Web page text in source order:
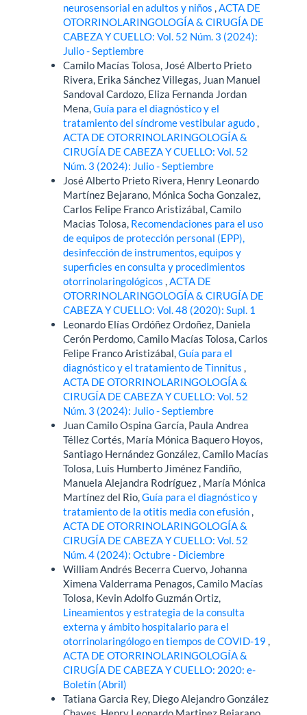
neurosensorial en adultos y niños,ACTA DE
OTORRINOLARINGOLOGÍA & CIRUGÍA DE
CABEZA Y CUELLO: Vol. 52 Núm. 3 (2024):
Julio - Septiembre
Camilo Macías Tolosa, José Alberto Prieto
Rivera, Erika Sánchez Villegas, Juan Manuel
Sandoval Cardozo, Eliza Fernanda Jordan
Mena,Guía para el diagnóstico y el
tratamiento del síndrome vestibular agudo,
ACTA DE OTORRINOLARINGOLOGÍA &
CIRUGÍA DE CABEZA Y CUELLO: Vol. 52
Núm. 3 (2024): Julio - Septiembre
José Alberto Prieto Rivera, Henry Leonardo
Martínez Bejarano, Mónica Socha Gonzalez,
Carlos Felipe Franco Aristizábal, Camilo
Macias Tolosa, Recomendaciones para el uso
de equipos de protección personal (EPP),
desinfección de instrumentos, equipos y
superficies en consulta y procedimientos
otorrinolaringológicos,ACTA DE
OTORRINOLARINGOLOGÍA & CIRUGÍA DE
CABEZA Y CUELLO: Vol. 48 (2020): Supl. 1
Leonardo Elías Ordóñez Ordoñez, Daniela
Cerón Perdomo, Camilo Macías Tolosa, Carlos
Felipe Franco Aristizábal,Guía para el
diagnóstico y el tratamiento de Tinnitus,
ACTA DE OTORRINOLARINGOLOGÍA &
CIRUGÍA DE CABEZA Y CUELLO: Vol. 52
Núm. 3 (2024): Julio - Septiembre
Juan Camilo Ospina García, Paula Andrea
Téllez Cortés, María Mónica Baquero Hoyos,
Santiago Hernández González, Camilo Macías
Tolosa, Luis Humberto Jiménez Fandiño,
Manuela Alejandra Rodríguez , María Mónica
Martínez del Rio,Guía para el diagnóstico y
tratamiento de la otitis media con efusión,
ACTA DE OTORRINOLARINGOLOGÍA &
CIRUGÍA DE CABEZA Y CUELLO: Vol. 52
Núm. 4 (2024): Octubre - Diciembre
William Andrés Becerra Cuervo, Johanna
Ximena Valderrama Penagos, Camilo Macías
Tolosa, Kevin Adolfo Guzmán Ortiz,
Lineamientos y estrategia de la consulta
externa y ámbito hospitalario para el
otorrinolaringólogo en tiempos de COVID-19,
ACTA DE OTORRINOLARINGOLOGÍA &
CIRUGÍA DE CABEZA Y CUELLO: 2020: e-
Boletín (Abril)
Tatiana Garcia Rey, Diego Alejandro González